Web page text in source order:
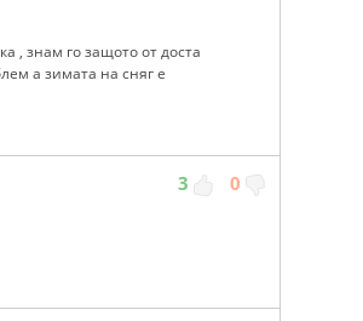
, знам го защото от доста
а зимата на сняг е
3 0